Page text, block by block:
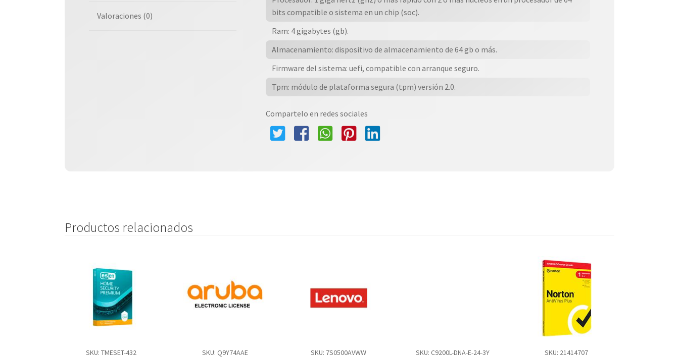
Dvd
(sustituto
De
10
Home)
Valoraciones (0)
bits compatible o sistema en un chip (soc).
Ram: 4 gigabytes (gb).
Almacenamiento: dispositivo de almacenamiento de 64 gb o más.
Firmware del sistema: uefi, compatible con arranque seguro.
Tpm: módulo de plataforma segura (tpm) versión 2.0.
Compartelo en redes sociales
Productos relacionados
SKU: TMESET-432
SKU: Q9Y74AAE
SKU: 7S0500AVWW
SKU: C9200L-DNA-E-24-3Y
SKU: 21414707